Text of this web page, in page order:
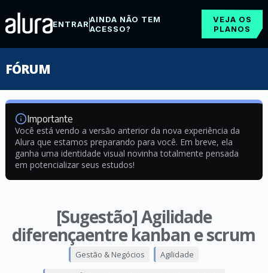
ENTRARAINDA NÃO TEM
ACESSO?
VEJA OS
PLANOS
FÓRUM
Importante
Você está vendo a versão anterior da nova experiência da
Alura que estamos preparando para você. Em breve, ela
ganha uma identidade visual novinha totalmente pensada
em potencializar seus estudos!
[Sugestão] Agilidade
diferençaentre kanban e scrum
Gestão & Negócios Agilidade